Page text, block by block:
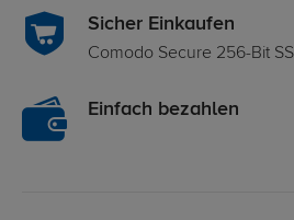
Sicher Einkaufen
Comodo Secure 256-Bit
Einfach bezahlen